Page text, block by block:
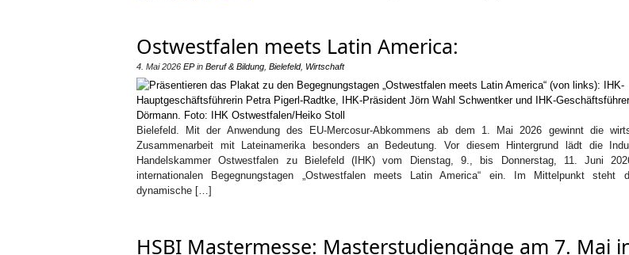
Ostwestfalen meets Latin America:
4. Mai 2026 EPin Beruf & Bildung Bielefeld, Wirtschaft
Bielefeld. Mit der Anwendung des EU-Mercosur-Abkommens ab dem 1. Mai 2026 gewinnt die
Zusammenarbeit mit Lateinamerika besonders an Bedeutung. Vor diesem Hintergrund lädt die
Handelskammer Ostwestfalen zu Bielefeld (IHK) vom Dienstag, 9., bis Donnerstag, 11. Juni
internationalen Begegnungstagen „Ostwestfalen meets Latin America“ ein. Im Mittelpunkt steht
dynamische […]
HSBI Mastermesse: Masterstudiengänge am 7. Mai